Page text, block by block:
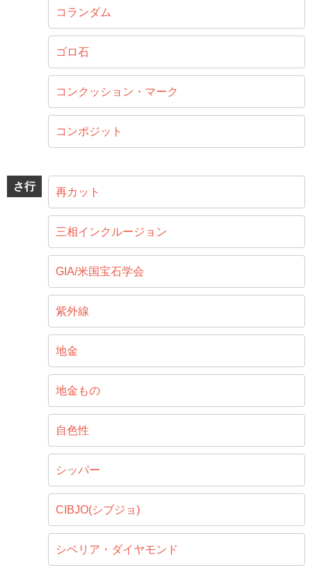
コランダム
ゴロ石
コンクッション・マーク
コンポジット
さ行 再カット
三相インクルージョン
GIA/米国宝石学会
紫外線
地金
地金もの
自色性
シッパー
CIBJO(シブジョ)
シベリア・ダイヤモンド